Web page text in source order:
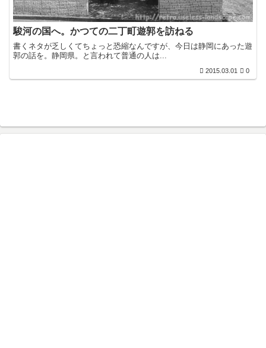
駿河の国へ。かつての二丁町遊郭を訪ねる
書くネタが乏しくてちょっと恐縮なんですが、今日は静岡にあった遊
郭の話を。静岡県。と言われて普通の人は...
2015.03.01 0